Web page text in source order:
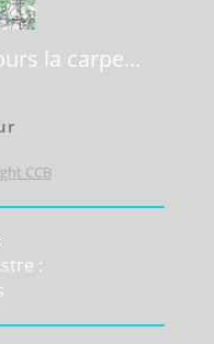
la carpe...
CCB
: